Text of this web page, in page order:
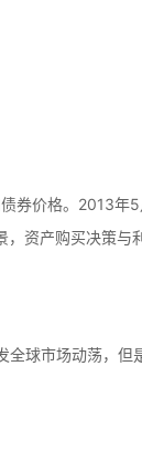
券价格。2013年
资产购买决策与
球市场动荡，